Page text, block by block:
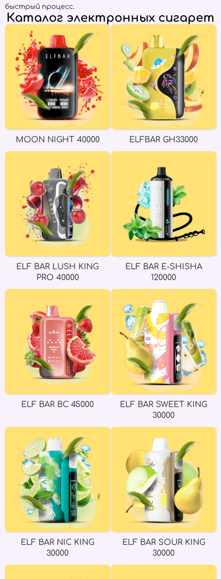
быстрый процесс.
Каталог электронных сигарет
MOON NIGHT 40000 ELFBAR GH33000
ELF BAR LUSH KING
PRO 40000
ELF BAR E-SHISHA
120000
ELF BAR BC 45000
ELF BAR SWEET KING
30000
ELF BAR NIC KING
30000
ELF BAR SOUR KING
30000